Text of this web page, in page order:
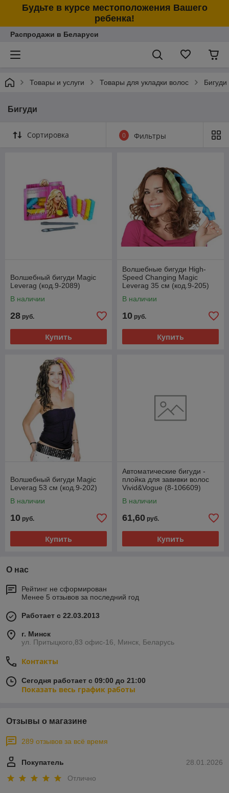
Будьте в курсе местоположения Вашего
ребенка!
Распродажи в Беларуси
Товары и услуги Товары для укладки волос Бигуди
Бигуди
Сортировка 0 Фильтры
Волшебный бигуди Magic
Leverag (код.9-2089)
В наличии
28 руб.
Купить
Волшебные бигуди High-
Speed Changing Magic
Leverag 35 см (код.9-205)
В наличии
10 руб.
Купить
Волшебный бигуди Magic
Leverag 53 см (код.9-202)
В наличии
10 руб.
Купить
Автоматические бигуди -
плойка для завивки волос
Vivid&Vogue (8-106609)
В наличии
61,60 руб.
Купить
О нас
Рейтинг не сформирован
Менее 5 отзывов за последний год
Работает с 22.03.2013
г. Минск
ул. Притыцкого,83 офис-16, Минск, Беларусь
Контакты
Сегодня работает с 09:00 до 21:00
Показать весь график работы
Отзывы о магазине
289 отзывов за всё время
28.01.2026
Покупатель
Отлично